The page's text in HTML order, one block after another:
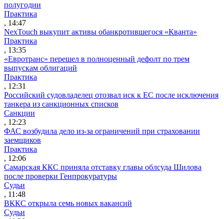
полугодии
Практика
, 14:47
NexTouch выкупит активы обанкротившегося «Кванта»
Практика
, 13:35
«Евротранс» перешел в полноценный дефолт по трем
выпускам облигаций
Практика
, 12:31
Российский судовладелец отозвал иск к ЕС после исключения
танкера из санкционных списков
Санкции
, 12:23
ФАС возбудила дело из-за ограничений при страховании
заемщиков
Практика
, 12:06
Самарская ККС приняла отставку главы облсуда Шилова
после проверки Генпрокуратуры
Судьи
, 11:48
ВККС открыла семь новых вакансий
Судьи